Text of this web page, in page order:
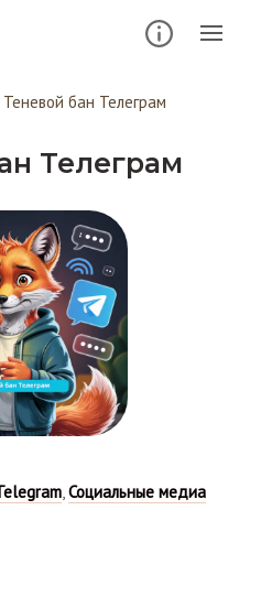
Теневой бан Телеграм
Телеграм
,Социальные медиа